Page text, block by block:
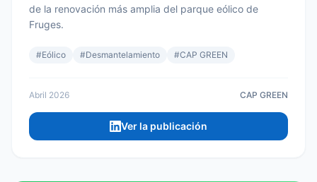
de la renovación más amplia del parque eólico de
Fruges.
#Eólico #Desmantelamiento #CAP GREEN
Abril 2026 CAP GREEN
Ver la publicación